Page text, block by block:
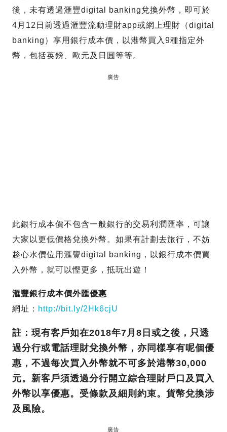
後，未有透過滙豐digital banking兌換外幣，即可於
4月12日前透過滙豐流動理財app或網上理財（digital
banking）享用銀行成本價，以港幣買入9種指定外
幣，包括英鎊、歐元及日圓等等。
廣告
此銀行成本價不包含一般銀行的交易利潤匯率，可讓
大家以更低價格兌換外幣。如果有計劃去旅行，不妨
趁心水價位用滙豐digital banking，以銀行成本價買
入外幣，就可以慳更多，抵玩出遊！
滙豐銀行成本價外匯優惠
網址： http://bit.ly/2Hk6cjU
註：現有客戶如在2018年7月8日或之後，只透
過分行或電話理財兌換外幣，亦同樣享有呢個優
惠，不過每次買入外幣就不可多於港幣30,000
元。新客戶須透過分行開立綜合理財戶口及買入
外幣以享優惠。受條款及細則約束。貨幣兌換涉
及風險。
廣告